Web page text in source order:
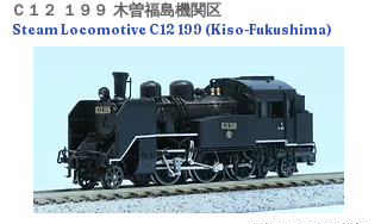
Ｃ１２ １９９ 木曽福島機関区
Steam Locomotive C12 199 (Kiso-Fukushima)